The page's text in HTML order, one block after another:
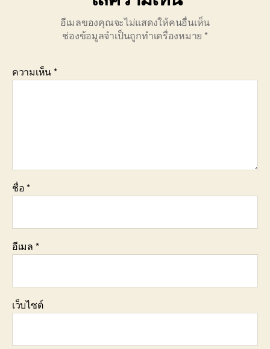
อีเมลของคุณจะไม่แสดงให้คนอื่นเห็น
ช่องข้อมูลจำเป็นถูกทำเครื่องหมาย *
ความเห็น*
ชื่อ*
อีเมล *
เว็บไซต์